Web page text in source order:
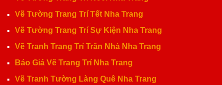
Vẽ Tường Trang Trí Tết Nha Trang
Vẽ Tường Trang Trí Sự Kiện Nha Trang
Vẽ Tranh Trang Trí Trần Nhà Nha Trang
Báo Giá Vẽ Trang Trí Nha Trang
Vẽ Tranh Tường Làng Quê Nha Trang